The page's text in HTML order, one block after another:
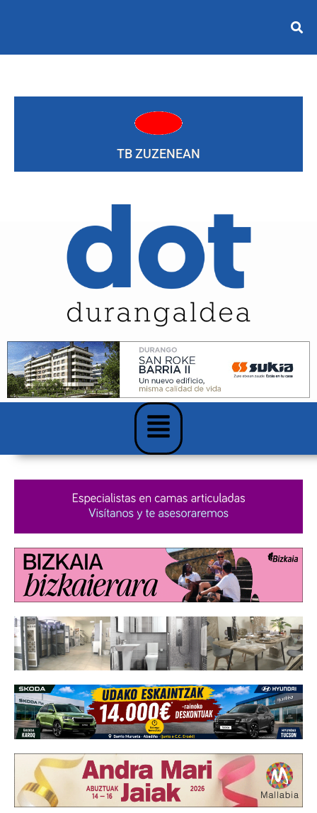
TB ZUZENEAN